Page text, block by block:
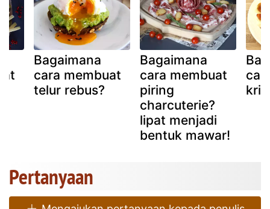
Bagaimana
cara membuat
telur rebus?
Bagaimana
cara membuat
piring
charcuterie?
lipat menjadi
bentuk mawar!
Pertanyaan